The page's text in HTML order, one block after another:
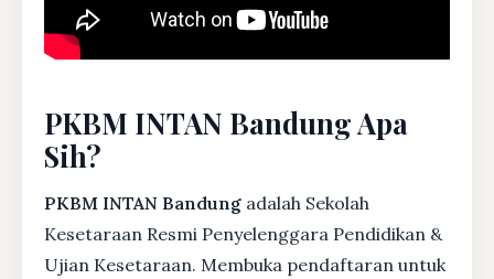
PKBM INTAN Bandung Apa
Sih?
PKBM INTAN Bandung adalah Sekolah
Kesetaraan Resmi Penyelenggara Pendidikan &
Ujian Kesetaraan. Membuka pendaftaran untuk